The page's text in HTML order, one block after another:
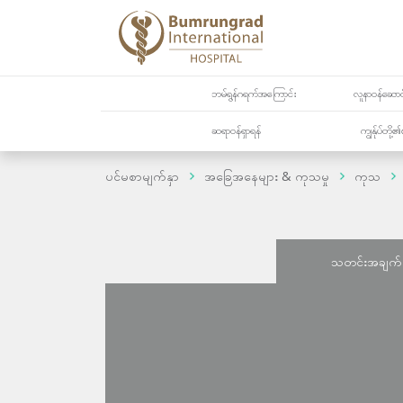
ဘမ်ရွန်ဂရက်အကြောင်း လူနာဝန်ဆော
ဆရာဝန်ရှာရန် ကျွန်ုပ်တို့၏
ပင်မစာမျက်နှာ အခြေအနေများ & ကုသမှု ကုသ
သတင်းအခ